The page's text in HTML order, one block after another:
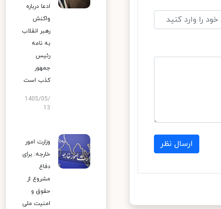
ارسال نظر
ادعا درباره
واکنش
رهبر انقلاب
به نامه
رئیس
جمهور
کذب است
1405/05/
13
وزارت امور
خارجه: برای
دفاع
مشروع از
حقوق و
امنیت ملی